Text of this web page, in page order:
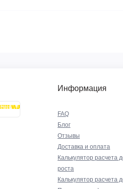
Информация
FAQ
Блог
Отзывы
Доставка и оплата
Калькулятор расчета
роста
Калькулятор расчета